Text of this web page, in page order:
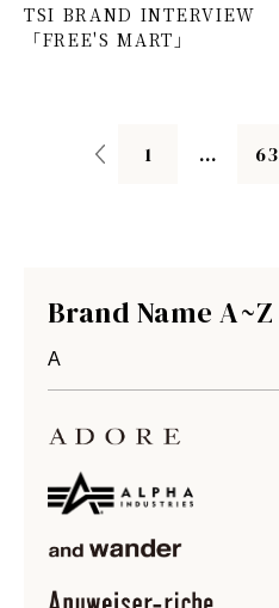
TSI BRAND INTERVIEW
「FREE'S MART」
1 ... 63
Brand Name A~Z